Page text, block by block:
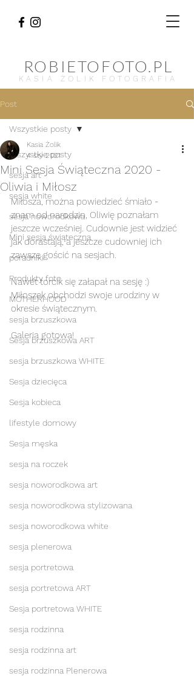
ROBIETOFOTO.PL
KASIA ŻOLIK FOTOGRAFIA
Post
Wszystkie posty
sesja art
sesja white
sesja noworodkowa
Mini sesja świąteczna
poradniki
Produkty foto
MOTHERHOOD
sesja brzuszkowa
Sesja brzuszkowa ART
sesja brzuszkowa WHITE
Sesja dziecięca
Sesja kobieca
lifestyle domowy
Sesja męska
sesja na roczek
sesja noworodkowa art
sesja noworodkowa stylizowana
sesja noworodkowa white
sesja plenerowa
sesja portretowa
sesja portretowa ART
Sesja portretowa WHITE
sesja rodzinna
sesja rodzinna art
sesja rodzinna Plenerowa
Wszystkie posty
Mini Sesja Świąteczna 2020 -
Oliwia i Miłosz
Kasia Żolik
4 sty 2021
Miłosza, można powiedzieć śmiało -
znam od narodzin, Oliwię poznałam
jeszcze wcześniej. Cudownie jest widzieć
jak dorastają, a jeszcze cudowniej ich
zawsze gościć na sesjach.
Nawet torcik się załapał na sesję :)
Miłoszek obchodzi swoje urodziny w
okresie świątecznym.
Galeria gotowa!